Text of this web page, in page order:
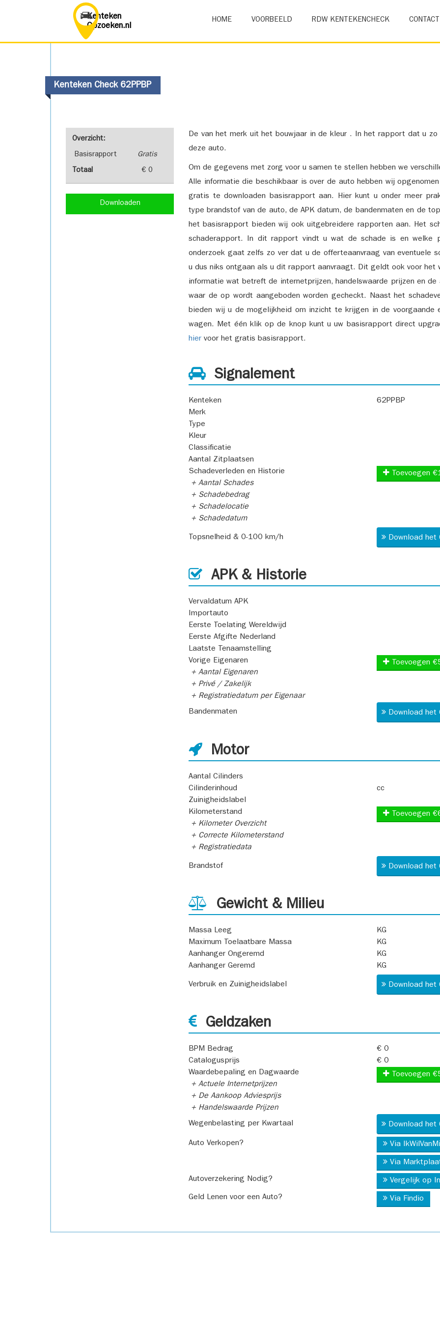
Kenteken
Opzoeken.nl
HOME VOORBEELD RDW KENTEKENCHECK CONTACT
Kenteken Check 62PPBP
Overzicht:
Basisrapport Gratis
Totaal € 0
Downloaden
De van het merk uit het bouwjaar in de kleur . In het rapport dat u
deze auto.
Om de gegevens met zorg voor u samen te stellen hebben we
Alle informatie die beschikbaar is over de auto hebben wij
gratis te downloaden basisrapport aan. Hier kunt u onder meer
type brandstof van de auto, de APK datum, de bandenmaten en de
het basisrapport bieden wij ook uitgebreidere rapporten aan. Het
schaderapport. In dit rapport vindt u wat de schade is en welke
onderzoek gaat zelfs zo ver dat u de offerteaanvraag van eventuele
u dus niks ontgaan als u dit rapport aanvraagt. Dit geldt ook voor
informatie wat betreft de internetprijzen, handelswaarde prijzen en
waar de op wordt aangeboden worden gecheckt. Naast het
bieden wij u de mogelijkheid om inzicht te krijgen in de voorgaande
wagen. Met één klik op de knop kunt u uw basisrapport direct
hier voor het gratis basisrapport.
Signalement
Kenteken
62PPBP
Merk
Type
Kleur
Classificatie
Aantal Zitplaatsen
Schadeverleden en Historie
+ Aantal Schades
+ Schadebedrag
+ Schadelocatie
+ Schadedatum
Toevoegen
Topsnelheid & 0-100 km/h Download
APK & Historie
Vervaldatum APK
Importauto
Eerste Toelating Wereldwijd
Eerste Afgifte Nederland
Laatste Tenaamstelling
Vorige Eigenaren
+ Aantal Eigenaren
+ Privé / Zakelijk
+ Registratiedatum per Eigenaar
Toevoegen
Bandenmaten Download
Motor
Aantal Cilinders
Cilinderinhoud
cc
Zuinigheidslabel
Kilometerstand
+ Kilometer Overzicht
+ Correcte Kilometerstand
+ Registratiedata
Toevoegen
Brandstof Download
Gewicht & Milieu
Massa Leeg
KG
Maximum Toelaatbare Massa
KG
Aanhanger Ongeremd
KG
Aanhanger Geremd
KG
Verbruik en Zuinigheidslabel Download
Geldzaken
BPM Bedrag
€ 0
Catalogusprijs
€ 0
Waardebepaling en Dagwaarde
+ Actuele Internetprijzen
+ De Aankoop Adviesprijs
+ Handelswaarde Prijzen
Toevoegen
Wegenbelasting per Kwartaal Download
Auto Verkopen? Via
Via
Autoverzekering Nodig? Vergelijk op
Geld Lenen voor een Auto? Via Findio